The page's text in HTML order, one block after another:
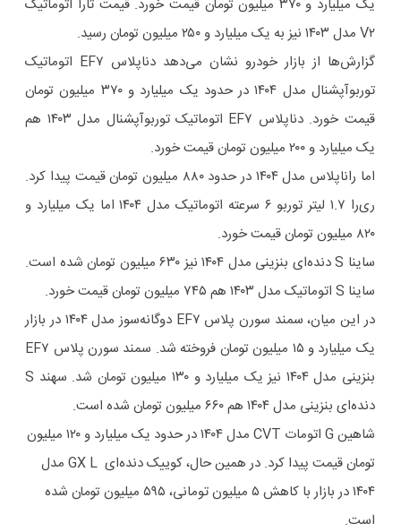
یک میلیارد و ۳۷۰ میلیون تومان قیمت خورد. قیمت تارا اتوماتیک
V۲ مدل ۱۴۰۳ نیز به یک میلیارد و ۲۵۰ میلیون تومان رسید.
گزارش‌ها از بازار خودرو نشان می‌دهد دناپلاس EF۷ اتوماتیک
توربوآپشنال مدل ۱۴۰۴ در حدود یک میلیارد و ۳۷۰ میلیون تومان
قیمت خورد. دناپلاس EF۷ اتوماتیک توربوآپشنال مدل ۱۴۰۳ هم
یک میلیارد و ۲۰۰ میلیون تومان قیمت خورد.
اما راناپلاس مدل ۱۴۰۴ در حدود ۸۸۰ میلیون تومان قیمت پیدا کرد.
ری‌را ۱.۷ لیتر توربو ۶ سرعته اتوماتیک مدل ۱۴۰۴ اما یک میلیارد و
۸۲۰ میلیون تومان قیمت خورد.
ساینا S دنده‌ای بنزینی مدل ۱۴۰۴ نیز ۶۳۰ میلیون تومان شده است.
ساینا S اتوماتیک مدل ۱۴۰۳ هم ۷۴۵ میلیون تومان قیمت خورد.
در این میان، سمند سورن پلاس EF۷ دوگانه‌سوز مدل ۱۴۰۴ در بازار
یک میلیارد و ۱۵ میلیون تومان فروخته شد. سمند سورن پلاس EF۷
بنزینی مدل ۱۴۰۴ نیز یک میلیارد و ۱۳۰ میلیون تومان شد. سهند S
دنده‌ای بنزینی مدل ۱۴۰۴ هم ۶۶۰ میلیون تومان شده است.
شاهین G اتومات CVT مدل ۱۴۰۴ در حدود یک میلیارد و ۱۲۰ میلیون
تومان قیمت پیدا کرد. در همین حال، کوییک دنده‌ای GX L مدل
۱۴۰۴ در بازار با کاهش ۵ میلیون تومانی، ۵۹۵ میلیون تومان شده
است.